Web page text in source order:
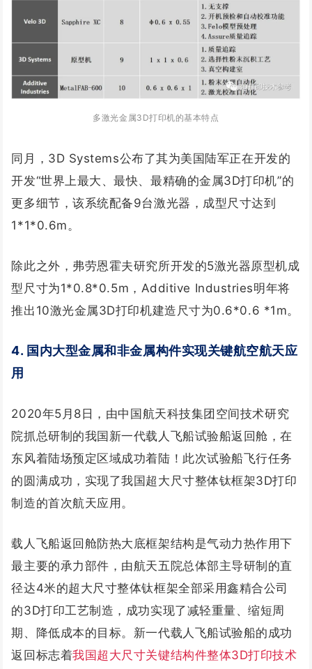
多激光金属3D打印机的基本特点
同月，3D Systems公布了其为美国陆军正在开发的
开发“世界上最大、最快、最精确的金属3D打印机”的
更多细节，该系统配备9台激光器，成型尺寸达到
1*1*0.6m。
除此之外，弗劳恩霍夫研究所开发的5激光器原型机成
型尺寸为1*0.8*0.5m，Additive Industries明年将
推出10激光金属3D打印机建造尺寸为0.6*0.6 *1m。
4. 国内大型金属和非金属构件实现关键航空航天应
用
2020年5月8日，由中国航天科技集团空间技术研究
院抓总研制的我国新一代载人飞船试验船返回舱，在
东风着陆场预定区域成功着陆！此次试验船飞行任务
的圆满成功，实现了我国超大尺寸整体钛框架3D打印
制造的首次航天应用。
载人飞船返回舱防热大底框架结构是气动力热作用下
最主要的承力部件，由航天五院总体部主导研制的直
径达4米的超大尺寸整体钛框架全部采用鑫精合公司
的3D打印工艺制造，成功实现了减轻重量、缩短周
期、降低成本的目标。新一代载人飞船试验船的成功
返回标志着我国超大尺寸关键结构件整体3D打印技术